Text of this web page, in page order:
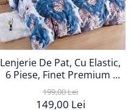
Lenjerie De Pat, Cu Elastic,
6 Piese, Finet Premium -
LPBF6PE53
199,00 Lei
149,00 Lei